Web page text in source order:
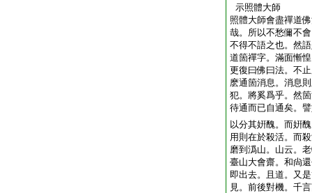
示照體大師
照體大師會盡禪道
哉。所以不愁儞不
不得不語之也。然
道箇禪字。滿面慚
更復曰佛曰法。不
麽通箇消息。消息
犯。將奚爲乎。然
待通而已自通矣。
以分其姸醜。而姸
用則在於殺活。而
磨到潙山。山云。
臺山大會齋。和尙
即出去。且道。又
見。前後對機。千